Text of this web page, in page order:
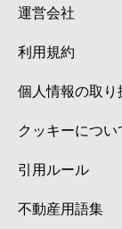
運営会社
利用規約
個人情報の取り
クッキーについ
引用ルール
不動産用語集